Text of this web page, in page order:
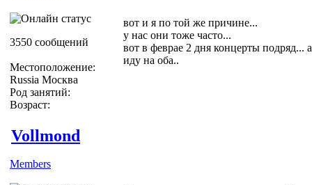
3550 сообщений
Местоположение:
Russia Москва
Род занятий:
Возраст:
вот и я по той же причине...
у нас они тоже часто...
вот в феврае 2 дня концерты подряд...
иду на оба..
Vollmond
Members